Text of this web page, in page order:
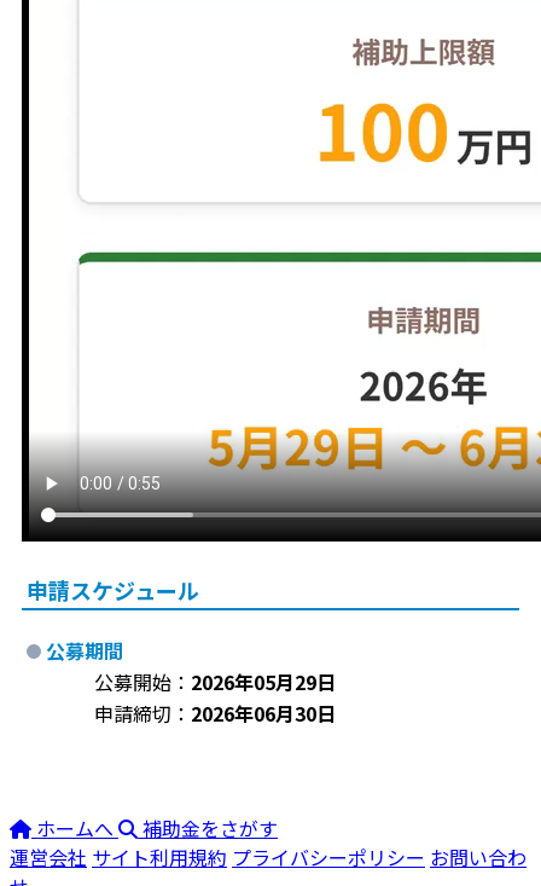
申請スケジュール
公募期間
公募開始： 2026年05月29日
申請締切： 2026年06月30日
ホームへ
補助金をさがす
運営会社 サイト利用規約 プライバシーポリシー お問い合わ